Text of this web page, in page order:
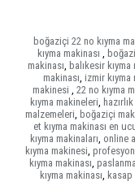
boğaziçi 22 no kıyma
kıyma makinası ,
makinası, balıkesir kıyma
makinası, izmir kıyma
makinesi , 22 no kıyma
kıyma makineleri,
malzemeleri, boğaziçi
et kıyma makinası en
kıyma makinaları, online
kıyma makinesi,
kıyma makinası,
kıyma makinası, kasap